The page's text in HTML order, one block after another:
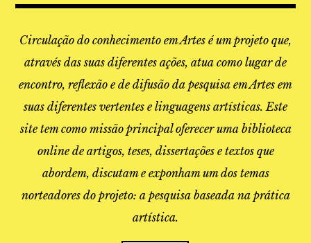
Circulação do conhecimento em Artes é um projeto que,
através das suas diferentes ações, atua como lugar de
encontro, reflexão e de difusão da pesquisa em Artes em
suas diferentes vertentes e linguagens artísticas. Este
site tem como missão principal oferecer uma biblioteca
online de artigos, teses, dissertações e textos que
abordem, discutam e exponham um dos temas
norteadores do projeto: a pesquisa baseada na prática
artística.